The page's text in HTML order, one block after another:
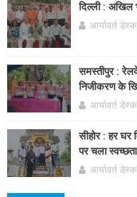
दिल्ली : अखिल
आर्यावर्त डेस्क
समस्तीपुर :
निजीकरण के
आर्यावर्त डेस्क
सीहोर : हर घर
पर चला
आर्यावर्त डेस्क